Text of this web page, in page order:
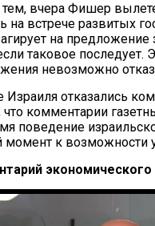
вчера Фишер
на встрече развитых
на предложение
таковое
невозможно
Израиля отказались
что комментарии
поведение
к возможности